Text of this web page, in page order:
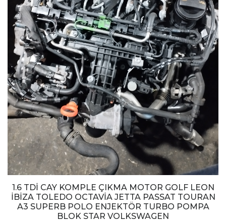
1.6 TDİ CAY KOMPLE ÇIKMA MOTOR GOLF LEON
İBİZA TOLEDO OCTAVİA JETTA PASSAT TOURAN
A3 SUPERB POLO ENJEKTÖR TURBO POMPA
BLOK STAR VOLKSWAGEN